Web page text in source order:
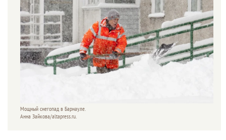
Мощный снегопад в Барнауле.
Анна Зайкова/altapress.ru.